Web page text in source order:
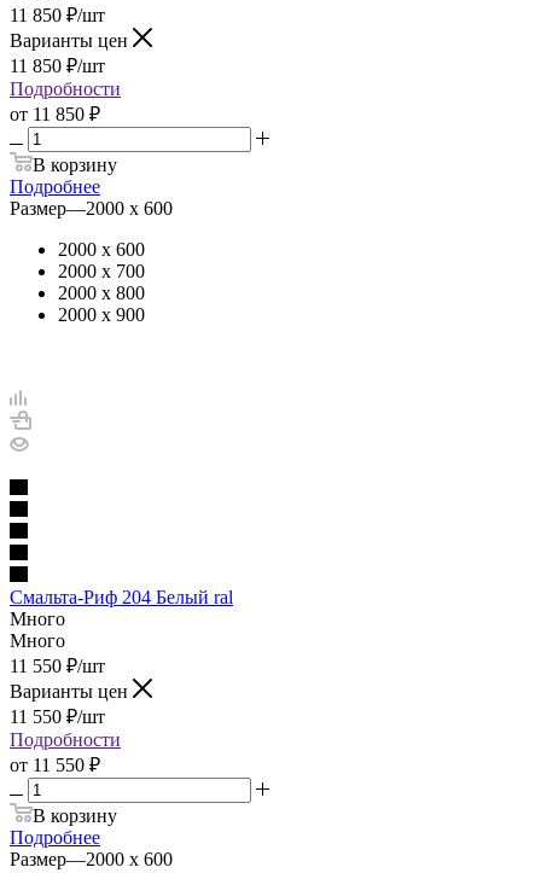
11 850 ₽/шт
Варианты цен
11 850 ₽/шт
Подробности
от 11 850 ₽
В корзину
Подробнее
Размер—2000 х 600
2000 х 600
2000 х 700
2000 х 800
2000 х 900
Смальта-Риф 204 Белый ral
Много
Много
11 550 ₽/шт
Варианты цен
11 550 ₽/шт
Подробности
от 11 550 ₽
В корзину
Подробнее
Размер—2000 х 600